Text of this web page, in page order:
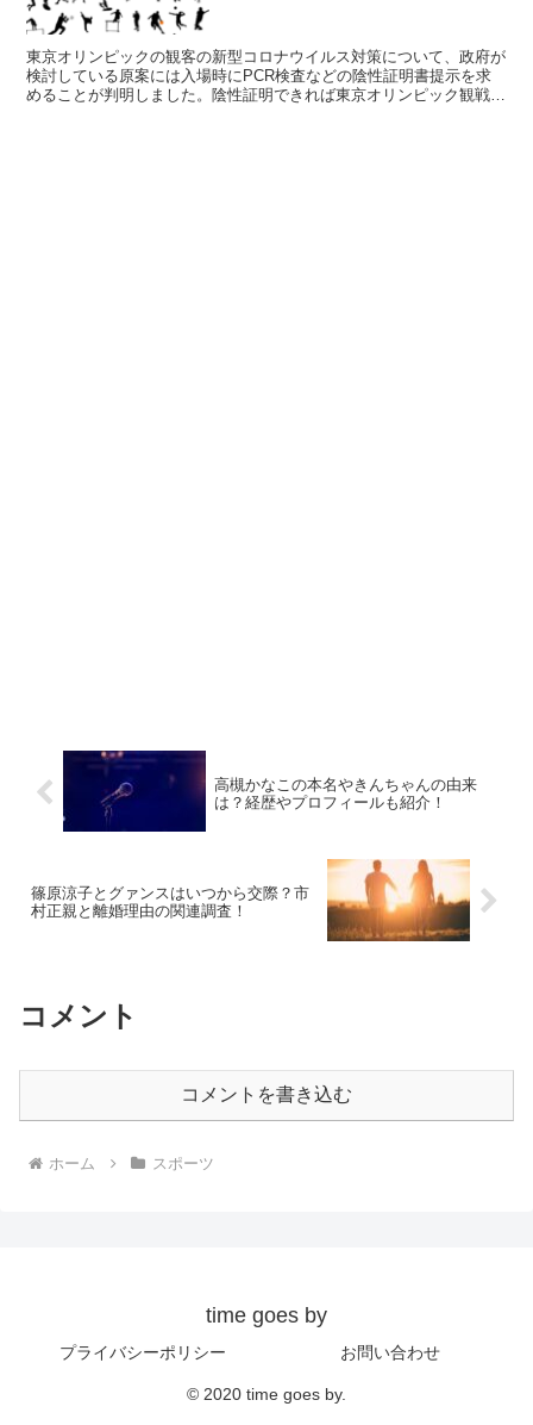
東京オリンピックの観客の新型コロナウイルス対策について、政府が
検討している原案には入場時にPCR検査などの陰性証明書提示を求
めることが判明しました。陰性証明できれば東京オリンピック観戦し
高槻かなこの本名やきんちゃんの由来
は？経歴やプロフィールも紹介！
篠原涼子とグァンスはいつから交際？市
村正親と離婚理由の関連調査！
コメント
コメントを書き込む
ホーム スポーツ
time goes by
プライバシーポリシー お問い合わせ
© 2020 time goes by.